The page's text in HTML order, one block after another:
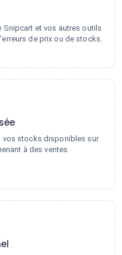
Snipcart et vos autres outils
de prix ou de stocks.
vos stocks disponibles sur
à des ventes